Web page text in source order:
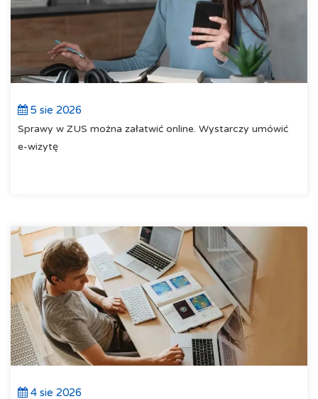
5 sie 2026
Sprawy w ZUS można załatwić online. Wystarczy umówić
e-wizytę
4 sie 2026